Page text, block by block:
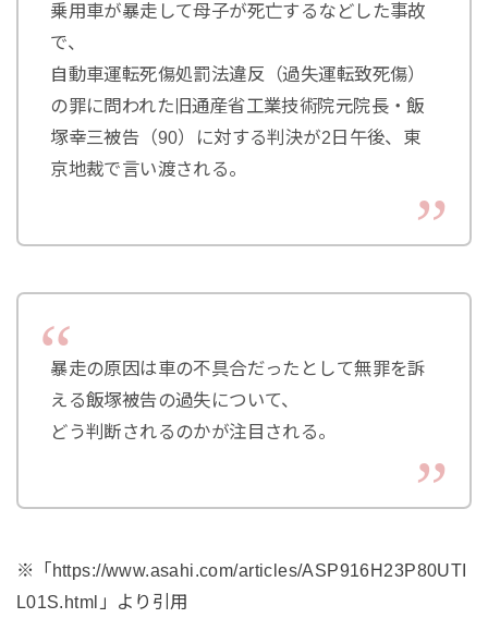
乗用車が暴走して母子が死亡するなどした事故
で、
自動車運転死傷処罰法違反（過失運転致死傷）
の罪に問われた旧通産省工業技術院元院長・飯
塚幸三被告（90）に対する判決が2日午後、東
京地裁で言い渡される。
暴走の原因は車の不具合だったとして無罪を訴
える飯塚被告の過失について、
どう判断されるのかが注目される。
※「https://www.asahi.com/articles/ASP916H23P80UTI
L01S.html」より引用